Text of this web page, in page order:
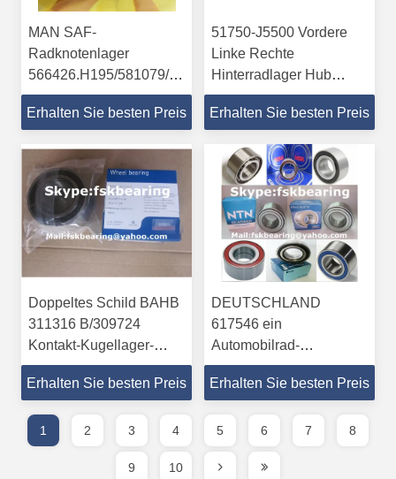
MAN SAF-
Radknotenlager
566426.H195/581079/20967831
Radlager-Set
Erhalten Sie besten Preis
51750-J5500 Vordere
Linke Rechte
Hinterradlager Hub
Montage für Genesis
Erhalten Sie besten Preis
Doppeltes Schild BAHB
311316 B/309724
Kontakt-Kugellager-
Naben-Einheit B eckige
34mm Identifikation
Erhalten Sie besten Preis
DEUTSCHLAND
617546 ein
Automobilrad-
DAC2552206
Wälzlagerstahl-/Gummischild
Erhalten Sie besten Preis
1 2 3 4 5 6 7 8
9 10